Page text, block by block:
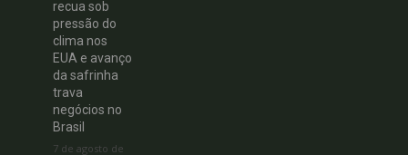
recua sob
pressão do
clima nos
EUA e avanço
da safrinha
trava
negócios no
Brasil
7 de agosto de